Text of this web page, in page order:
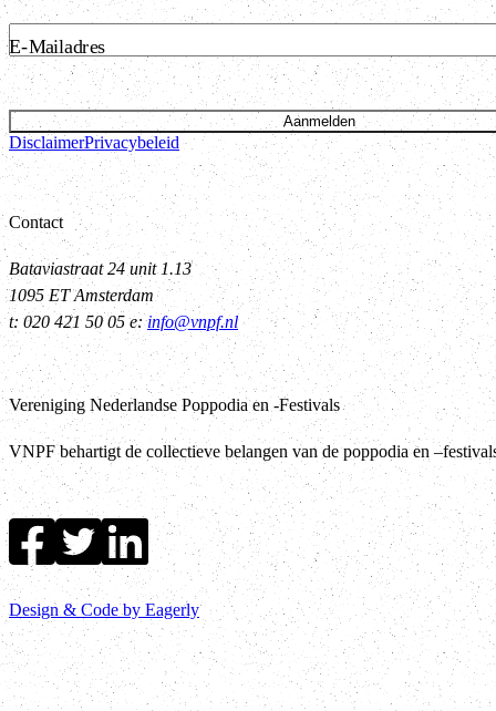
E-Mailadres
Aanmelden
DisclaimerPrivacybeleid
Contact
Bataviastraat 24 unit 1.13
1095 ET Amsterdam
t: 020 421 50 05 e:info@vnpf.nl
Vereniging Nederlandse Poppodia en -Festivals
VNPF behartigt de collectieve belangen van de poppodia en
Design & Code by Eagerly